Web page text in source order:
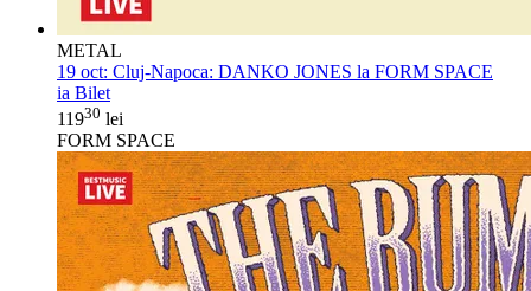
METAL
19 oct: Cluj-Napoca: DANKO JONES la FORM SPACE
ia Bilet
11930 lei
FORM SPACE